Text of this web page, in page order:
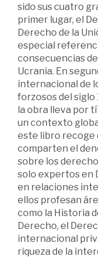
sido sus cuatro
primer lugar, el
Derecho de la
especial
consecuencias
Ucrania. En
internacional de
forzosos del
la obra lleva por
un contexto
este libro recoge
comparten el
sobre los
solo expertos en
en relaciones
ellos profesan
como la Historia
Derecho, el
internacional
riqueza de la